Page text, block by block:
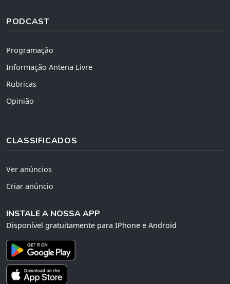
PODCAST
Programação
Informação Antena Livre
Rubricas
Opinião
CLASSIFICADOS
Ver anúncios
Criar anúncio
INSTALE A NOSSA APP
Disponível gratuitamente para IPhone e Android